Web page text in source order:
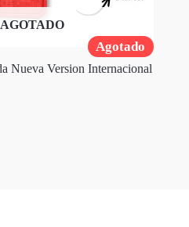
Agotado
AGOTADO
Nueva Version Internacional